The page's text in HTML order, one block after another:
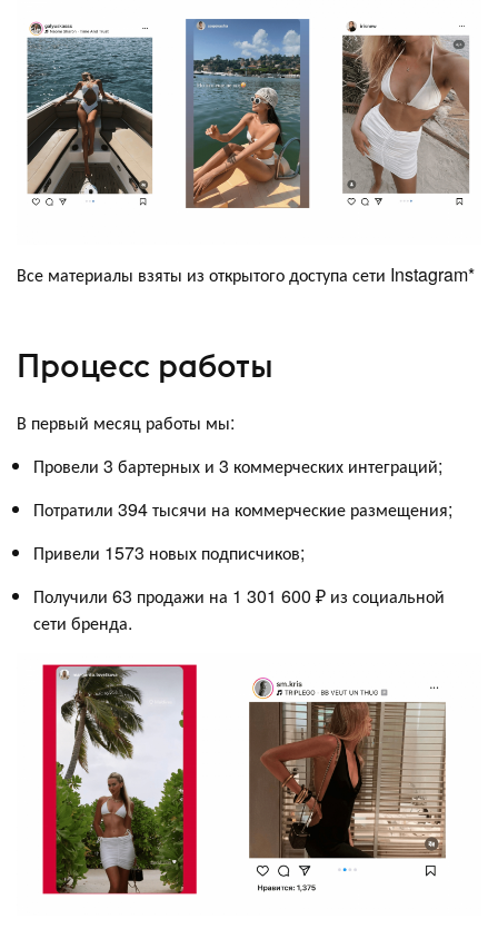
Все материалы взяты из открытого доступа сети Instagram*
Процесс работы
В первый месяц работы мы:
Провели 3 бартерных и 3 коммерческих интеграций;
Потратили 394 тысячи на коммерческие размещения;
Привели 1573 новых подписчиков;
Получили 63 продажи на 1 301 600 ₽ из социальной
сети бренда.